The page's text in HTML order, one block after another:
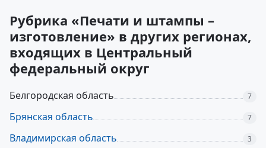
Рубрика «Печати и штампы –
изготовление» в других регионах,
входящих в Центральный
федеральный округ
Белгородская область 7
Брянская область 7
Владимирская область 3